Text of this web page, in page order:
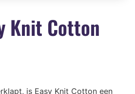
Knit Cotton
is Easy Knit Cotton een